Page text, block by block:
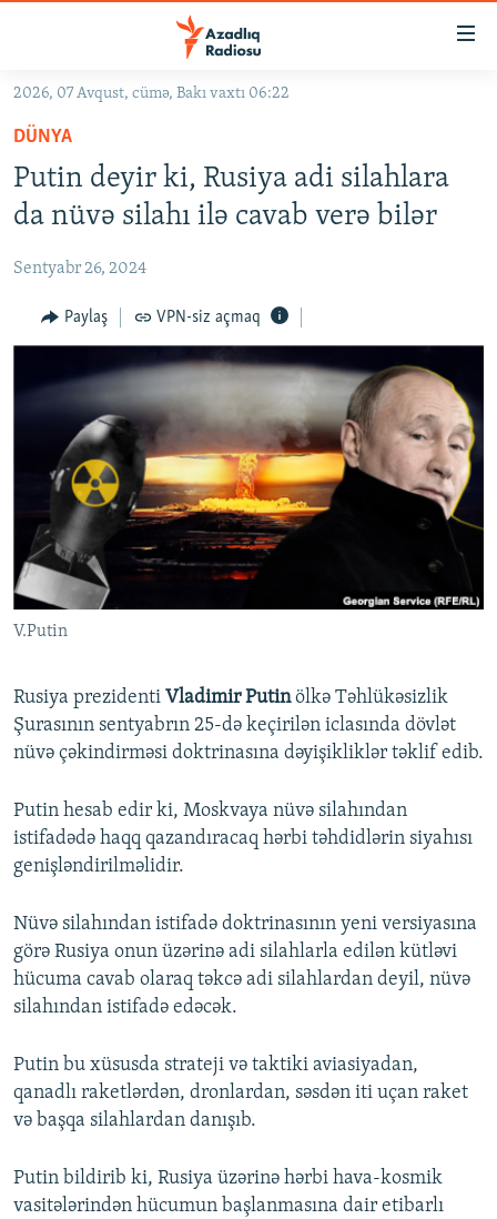
Əsas
qayıt
Əsas
naviqasiyaya
qayıt
Axtarışa
KORRUPSIOMETR
FƏRQƏ BAX
QANUNI DOĞRU
VIDEO
FOTOQALEREYA
İNFOQRAFIKA
KARIKATURA
RADIO ARXIV
OXU ZALI
AZƏRBAYCAN ƏDƏBIYYATI KITABXANASI
İSLAM VƏ DEMOKRATIYA
İZ - MƏDƏNIYYƏT PROQRAMI
HAQQIMIZDA
MISSIYAMIZ
PEŞƏ ETIKASI VƏ JURNALISTIKA STANDARTLARIMIZ
MATERIALLARIMIZDAN ISTIFADƏ
AZADLIQRADIOSU MOBIL TELEFONUNUZDA
XƏBƏR BÜLLETENLƏRIMIZ
BIZI IZLƏ
RFE/RL-in bütün saytları
2026, 07 Avqust, cümə, Bakı vaxtı 06:22
DÜNYA
Putin deyir ki, Rusiya adi silahlara
da nüvə silahı ilə cavab verə bilər
Sentyabr 26, 2024
Paylaş VPN-siz açmaq
V.Putin
Rusiya prezidenti Vladimir Putinölkə Təhlükəsizlik
Şurasının sentyabrın 25-də keçirilən iclasında dövlət
nüvə çəkindirməsi doktrinasına dəyişikliklər təklif edib.
Putin hesab edir ki, Moskvaya nüvə silahından
istifadədə haqq qazandıracaq hərbi təhdidlərin siyahısı
genişləndirilməlidir.
Nüvə silahından istifadə doktrinasının yeni versiyasına
görə Rusiya onun üzərinə adi silahlarla edilən kütləvi
hücuma cavab olaraq təkcə adi silahlardan deyil, nüvə
silahından istifadə edəcək.
Putin bu xüsusda strateji və taktiki aviasiyadan,
qanadlı raketlərdən, dronlardan, səsdən iti uçan raket
və başqa silahlardan danışıb.
Putin bildirib ki, Rusiya üzərinə hərbi hava-kosmik
vasitələrindən hücumun başlanmasına dair etibarlı